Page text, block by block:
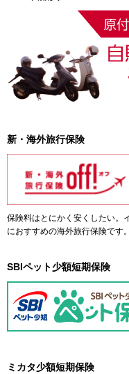
新・海外旅行保険
保険料はとにかく安くしたい。
におすすめの海外旅行保険です。
SBIペット少額短期保険
ミカタ少額短期保険